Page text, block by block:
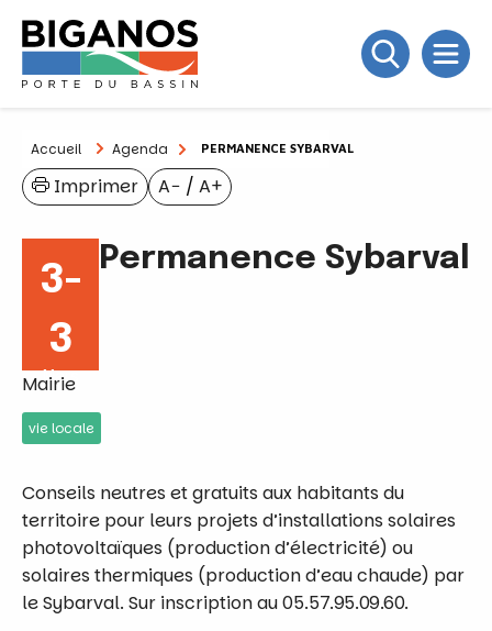
Accueil Agenda PERMANENCE SYBARVAL
A− / A+
Imprimer
3-
3
Mars
Permanence Sybarval
Mairie
vie locale
Conseils neutres et gratuits aux habitants du
territoire pour leurs projets d’installations solaires
photovoltaïques (production d’électricité) ou
solaires thermiques (production d’eau chaude) par
le Sybarval. Sur inscription au 05.57.95.09.60.